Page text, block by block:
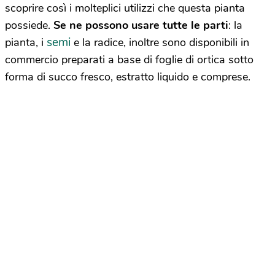
scoprire così i molteplici utilizzi che questa pianta
possiede. Se ne possono usare tutte le parti: la
pianta, i semi e la radice, inoltre sono disponibili in
commercio preparati a base di foglie di ortica sotto
forma di succo fresco, estratto liquido e comprese.